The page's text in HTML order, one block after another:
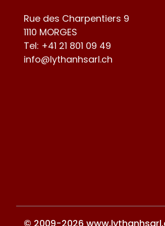
Rue des Charpentiers 9
1110 MORGES
Tel: +41 21 801 09 49
info@lythanhsarl.ch
© 2009-2026